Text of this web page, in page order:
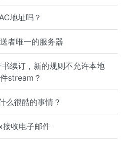
地址吗？
者唯一的服务器
续订，新的规则不允许本地
stream？
么很酷的事情？
收电子邮件